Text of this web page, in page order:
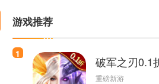
游戏推荐
1
重磅新游